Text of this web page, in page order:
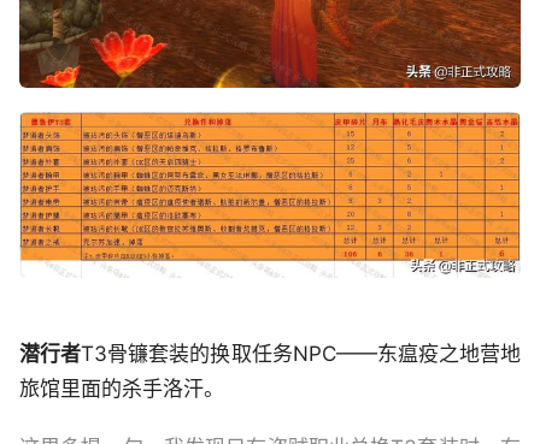
潜行者T3骨镰套装的换取任务NPC——东瘟疫之地营地
旅馆里面的杀手洛汗。